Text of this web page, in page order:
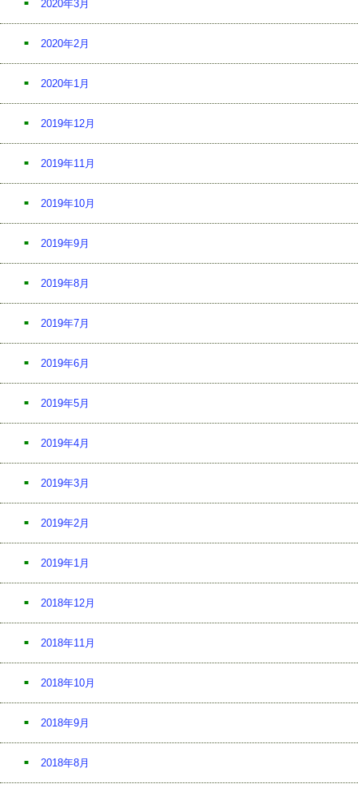
2020年3月
2020年2月
2020年1月
2019年12月
2019年11月
2019年10月
2019年9月
2019年8月
2019年7月
2019年6月
2019年5月
2019年4月
2019年3月
2019年2月
2019年1月
2018年12月
2018年11月
2018年10月
2018年9月
2018年8月